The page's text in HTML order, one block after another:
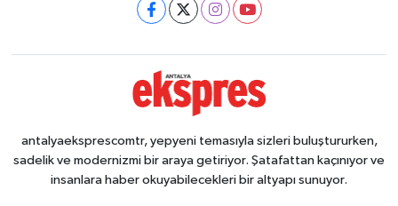
antalyaeksprescomtr, yepyeni temasıyla sizleri buluştururken,
sadelik ve modernizmi bir araya getiriyor. Şatafattan kaçınıyor ve
insanlara haber okuyabilecekleri bir altyapı sunuyor.